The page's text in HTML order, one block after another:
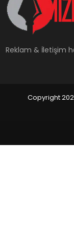
YAŞAM
Reklam & İletişim
Copyright